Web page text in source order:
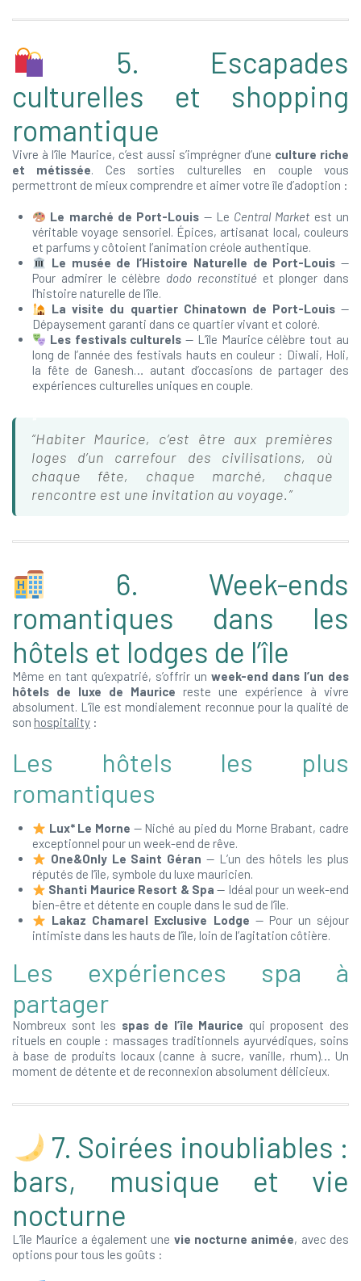
5. Escapades
culturelles et shopping
romantique
Vivre à l’île Maurice, c’est aussi s’imprégner d’une culture riche
et métissée. Ces sorties culturelles en couple vous
permettront de mieux comprendre et aimer votre île d’adoption :
Le marché de Port-Louis — Le Central Market est un
véritable voyage sensoriel. Épices, artisanat local, couleurs
et parfums y côtoient l’animation créole authentique.
Le musée de l’Histoire Naturelle de Port-Louis —
Pour admirer le célèbre dodo reconstitué et plonger dans
l’histoire naturelle de l’île.
La visite du quartier Chinatown de Port-Louis—
Dépaysement garanti dans ce quartier vivant et coloré.
Les festivals culturels — L’île Maurice célèbre tout au
long de l’année des festivals hauts en couleur : Diwali, Holi,
la fête de Ganesh… autant d’occasions de partager des
expériences culturelles uniques en couple.
“Habiter Maurice, c’est être aux premières
loges d’un carrefour des civilisations, où
chaque fête, chaque marché, chaque
rencontre est une invitation au voyage.”
6. Week-ends
romantiques dans les
hôtels et lodges de l’île
Même en tant qu’expatrié, s’offrir un week-end dans l’un des
hôtels de luxe de Maurice reste une expérience à vivre
absolument. L’île est mondialement reconnue pour la qualité de
son hospitality :
Les hôtels les plus
romantiques
Lux* Le Morne — Niché au pied du Morne Brabant, cadre
exceptionnel pour un week-end de rêve.
One&Only Le Saint Géran — L’un des hôtels les plus
réputés de l’île, symbole du luxe mauricien.
Shanti Maurice Resort & Spa — Idéal pour un week-end
bien-être et détente en couple dans le sud de l’île.
Lakaz Chamarel Exclusive Lodge — Pour un séjour
intimiste dans les hauts de l’île, loin de l’agitation côtière.
Les expériences spa à
partager
Nombreux sont les spas de l’île Maurice qui proposent des
rituels en couple : massages traditionnels ayurvédiques, soins
à base de produits locaux (canne à sucre, vanille, rhum)… Un
moment de détente et de reconnexion absolument délicieux.
7. Soirées inoubliables :
bars, musique et vie
nocturne
L’île Maurice a également une vie nocturne animée, avec des
options pour tous les goûts :